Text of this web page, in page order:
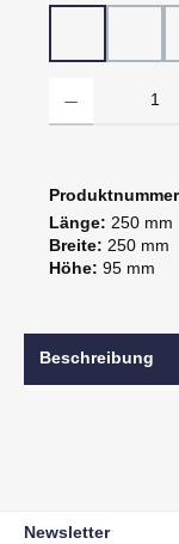
Länge: 250 mm
Breite: 250 mm
Höhe: 95 mm
Beschreibung
Newsletter